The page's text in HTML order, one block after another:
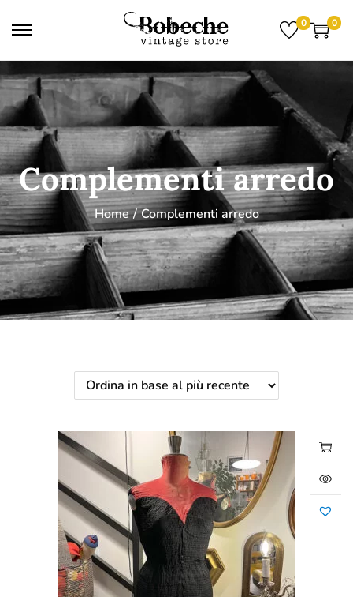
0 0
Complementi arredo
Home / Complementi arredo